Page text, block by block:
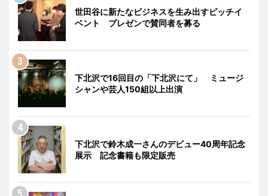
世田谷に新たなビジネスを生み出すピッチイ
ベント プレゼンで賛同者を募る
下北沢で16回目の「下北沢にて」 ミュージ
シャンや芸人150組以上出演
下北沢で鈴木成一さんのデビュー40周年記念
展示 記念書籍も限定販売